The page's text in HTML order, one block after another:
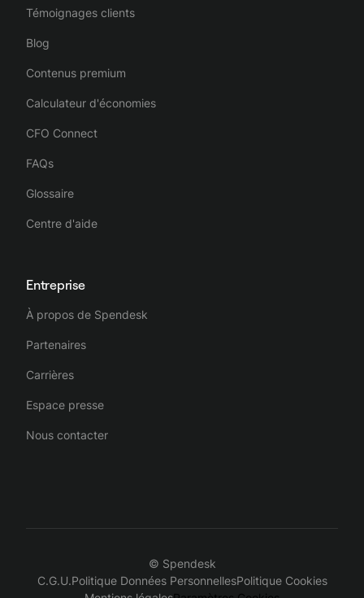
Témoignages clients
Blog
Contenus premium
Calculateur d'économies
CFO Connect
FAQs
Glossaire
Centre d'aide
Entreprise
À propos de Spendesk
Partenaires
Carrières
Espace presse
Nous contacter
© Spendesk
C.G.U.Politique Données PersonnellesPolitique Cookies